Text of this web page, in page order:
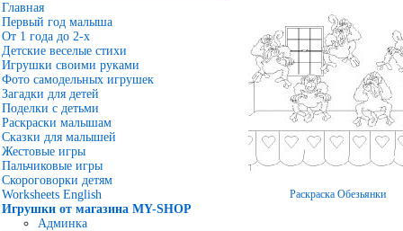
Главная
Первый год малыша
От 1 года до 2-х
Детские веселые стихи
Игрушки своими руками
Фото самодельных игрушек
Загадки для детей
Поделки с детьми
Раскраски малышам
Сказки для малышей
Жестовые игры
Пальчиковые игры
Скороговорки детям
Worksheets English
Игрушки от магазина MY-SHOP
Админка
Раскраска Обезьянки